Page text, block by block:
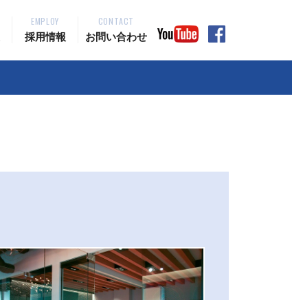
EMPLOY
採用情報
CONTACT
お問い合わせ